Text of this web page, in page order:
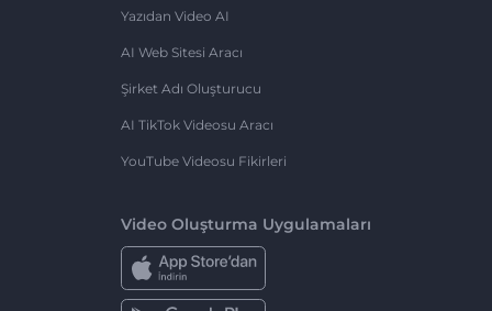
Yazıdan Video AI
AI Web Sitesi Aracı
Şirket Adı Oluşturucu
AI TikTok Videosu Aracı
YouTube Videosu Fikirleri
Video Oluşturma Uygulamaları